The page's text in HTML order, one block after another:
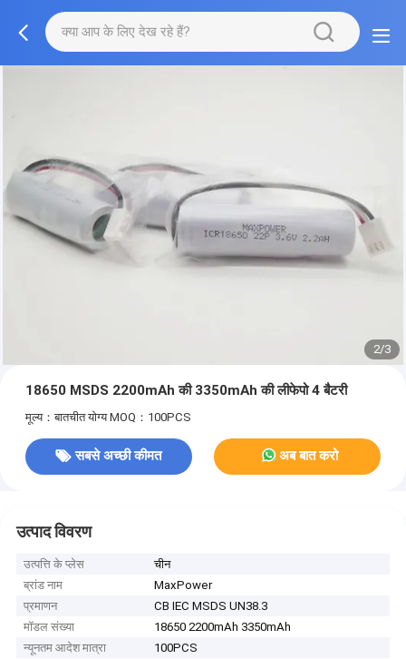
2/3
18650 MSDS 2200mAh की 3350mAh की लीफेपो 4 बैटरी
मूल्य：बातचीत योग्य MOQ：100PCS
सबसे अच्छी कीमत अब बात करो
उत्पाद विवरण
उत्पत्ति के प्लेस
चीन
ब्रांड नाम
MaxPower
प्रमाणन
CB IEC MSDS UN38.3
मॉडल संख्या
18650 2200mAh 3350mAh
न्यूनतम आदेश मात्रा
100PCS